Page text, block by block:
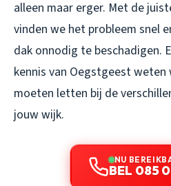
alleen maar erger. Met de
vinden we het probleem snel
dak onnodig te beschadigen.
kennis van Oegstgeest
moeten letten bij de
jouw wijk.
NU
BEL 085